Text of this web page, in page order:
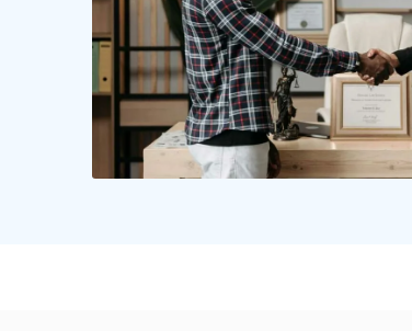
Como migrar de
O que é plataforma
digital, como funciona e
quais são os tipos?
[guia]